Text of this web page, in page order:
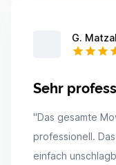
G.
Sehr
"Das gesamte
professionell.
einfach